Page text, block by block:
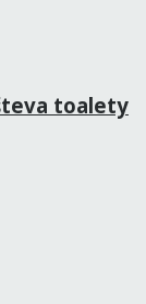
toalety